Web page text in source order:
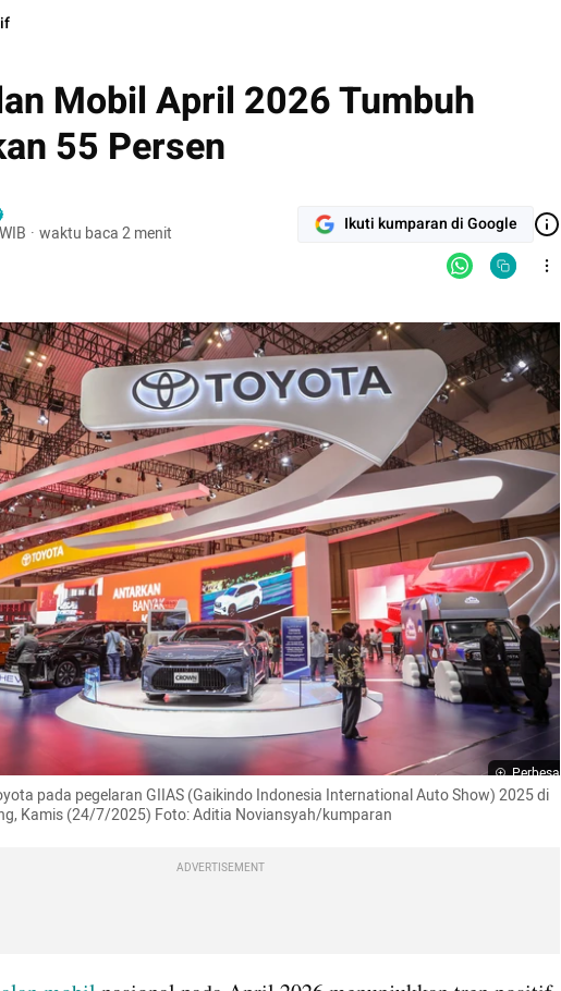
Mobil April 2026 Tumbuh
55 Persen
· waktu baca 2 menit Ikuti kumparan di Google
Perbesar
pada pegelaran GIIAS (Gaikindo Indonesia International Auto Show) 2025 di
Kamis (24/7/2025) Foto: Aditia Noviansyah/kumparan
ADVERTISEMENT